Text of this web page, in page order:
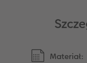
Materiał: